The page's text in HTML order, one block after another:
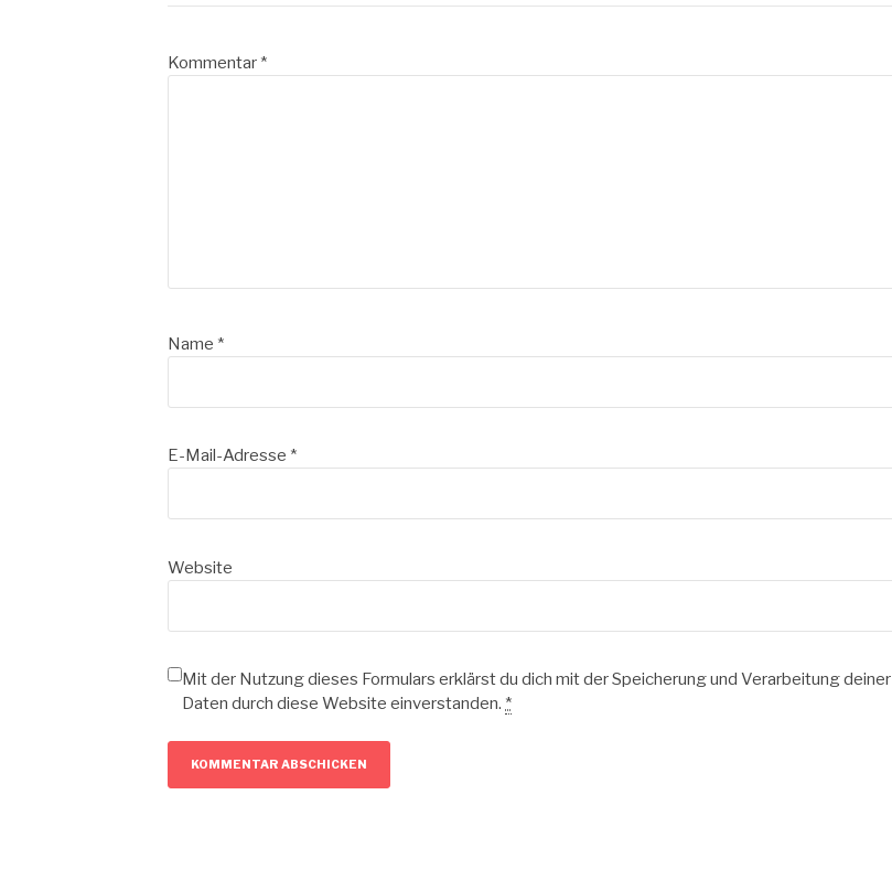
Kommentar *
Name *
E-Mail-Adresse *
Website
Mit der Nutzung dieses Formulars erklärst du dich mit der Speicherung und Verarbeitung deiner
Daten durch diese Website einverstanden. *